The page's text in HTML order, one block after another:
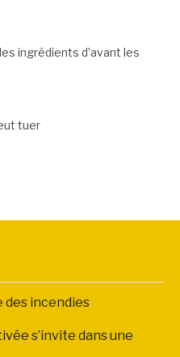
ingrédients d’avant les
tuer
des incendies
s’invite dans une